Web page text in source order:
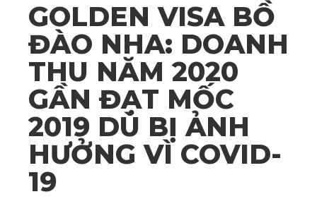
GOLDEN VISA BỒ
ĐÀO NHA: DOANH
THU NĂM 2020
GẦN ĐẠT MỐC
2019 DÙ BỊ ẢNH
HƯỞNG VÌ COVID-
19